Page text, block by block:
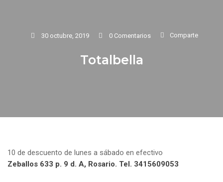
30 octubre, 2019 0 Comentarios Comparte
Totalbella
10 de descuento de lunes a sábado en efectivo
Zeballos 633 p. 9 d. A, Rosario. Tel. 3415609053